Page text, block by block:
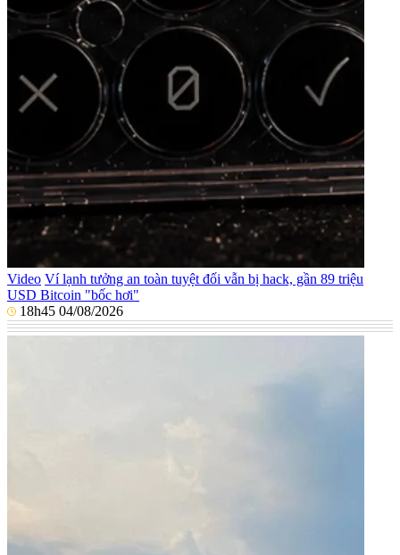
Video Ví lạnh tưởng an toàn tuyệt đối vẫn bị hack, gần 89 triệu
USD Bitcoin "bốc hơi"
18h45 04/08/2026